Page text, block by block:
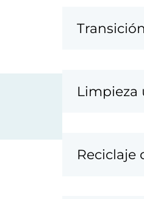
Limpieza
Reciclaje